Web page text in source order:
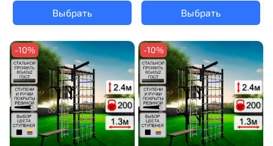
Выбрать Выбрать
-10% -10%